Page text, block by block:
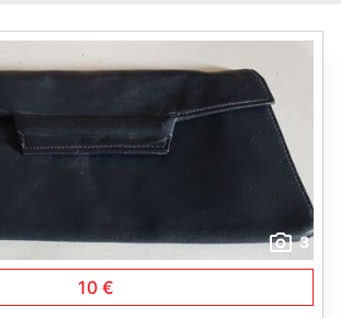
3
10 €